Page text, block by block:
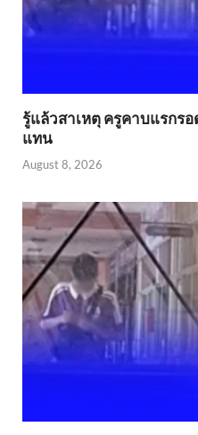
รู้แล้วสาเหตุ ครูคาบแรกร
แทน
August 8, 2026